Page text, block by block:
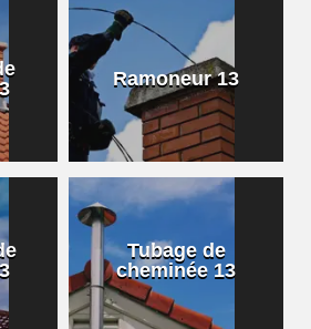
Ramoneur 13
Tubage de
cheminée 13